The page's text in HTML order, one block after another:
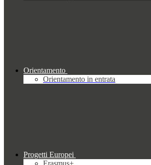
Orientamento
Orientamento in entrata
Progetti Europei